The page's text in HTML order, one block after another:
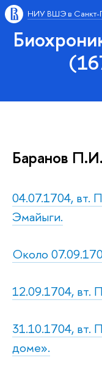
НИУ ВШЭ в Санкт-
Баранов
04.07.1704, вт.
Эмайыги.
Около
12.09.1704, вт.
31.10.1704, вт.
доме».